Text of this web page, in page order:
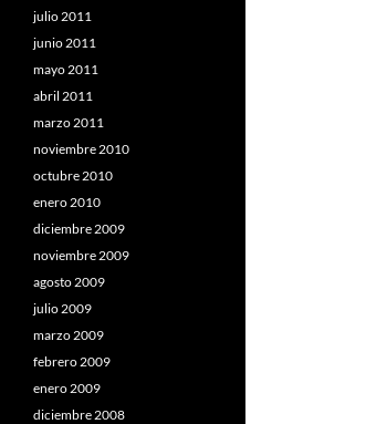
julio 2011
junio 2011
mayo 2011
abril 2011
marzo 2011
noviembre 2010
octubre 2010
enero 2010
diciembre 2009
noviembre 2009
agosto 2009
julio 2009
marzo 2009
febrero 2009
enero 2009
diciembre 2008